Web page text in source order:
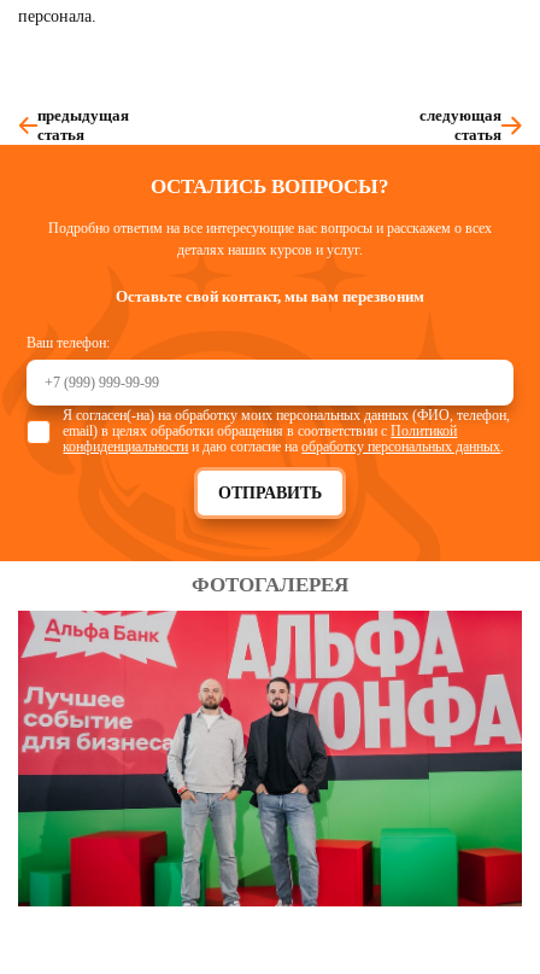
персонала.
предыдущая
статья
следующая
статья
ОСТАЛИСЬ ВОПРОСЫ?
Подробно ответим на все интересующие вас вопросы и расскажем о всех
деталях наших курсов и услуг.
Оставьте свой контакт, мы вам перезвоним
Ваш телефон:
ОТПРАВИТЬ
Я согласен(-на) на обработку моих персональных данных (ФИО, телефон,
email) в целях обработки обращения в соответствии сПолитикой
конфиденциальности и даю согласие наобработку персональных данных.
ФОТОГАЛЕРЕЯ